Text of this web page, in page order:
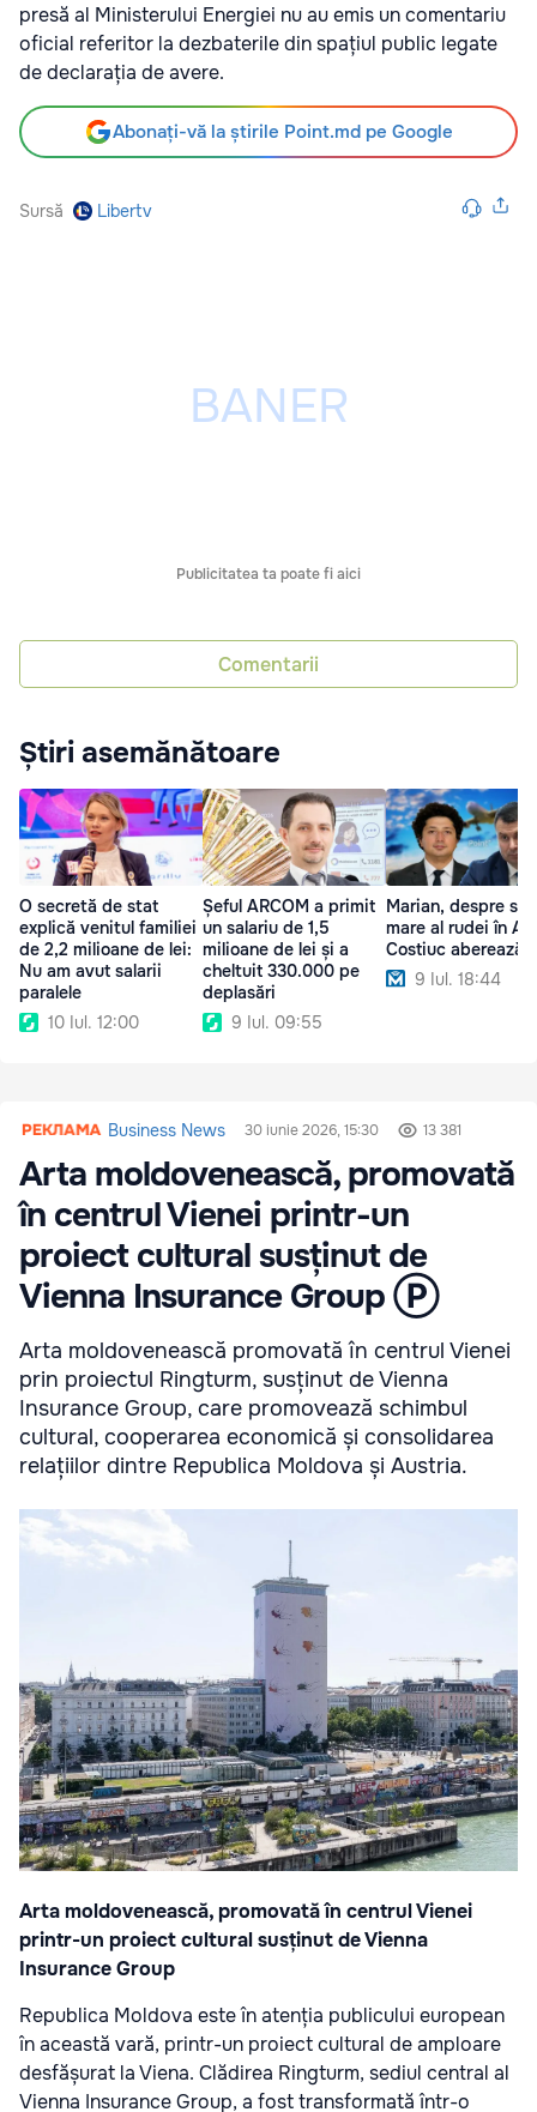
presă al Ministerului Energiei nu au emis un comentariu
oficial referitor la dezbaterile din spațiul public legate
de declarația de avere.
Abonați-vă la știrile Point.md pe Google
Sursă Libertv
Publicitatea ta poate fi aici
Comentarii
Știri asemănătoare
O secretă de stat
explică venitul familiei
de 2,2 milioane de lei:
Nu am avut salarii
paralele
10 Iul. 12:00
Șeful ARCOM a primit
un salariu de 1,5
milioane de lei și a
cheltuit 330.000 pe
deplasări
9 Iul. 09:55
Marian, despre
mare al rudei în
Costiuc aberează
9 Iul. 18:44
Business News 30 iunie 2026, 15:30 13 381
Arta moldovenească, promovată
în centrul Vienei printr-un
proiect cultural susținut de
Vienna Insurance Group Ⓟ
Arta moldovenească promovată în centrul Vienei
prin proiectul Ringturm, susținut de Vienna
Insurance Group, care promovează schimbul
cultural, cooperarea economică și consolidarea
relațiilor dintre Republica Moldova și Austria.
Arta moldovenească, promovată în centrul Vienei
printr-un proiect cultural susținut de Vienna
Insurance Group
Republica Moldova este în atenția publicului european
în această vară, printr-un proiect cultural de amploare
desfășurat la Viena. Clădirea Ringturm, sediul central al
Vienna Insurance Group, a fost transformată într-o